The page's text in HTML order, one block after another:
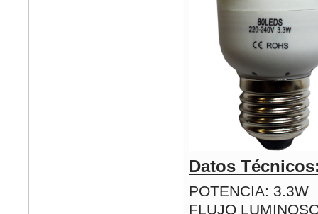
Datos
POTENCIA: 3.3W
FLUJO